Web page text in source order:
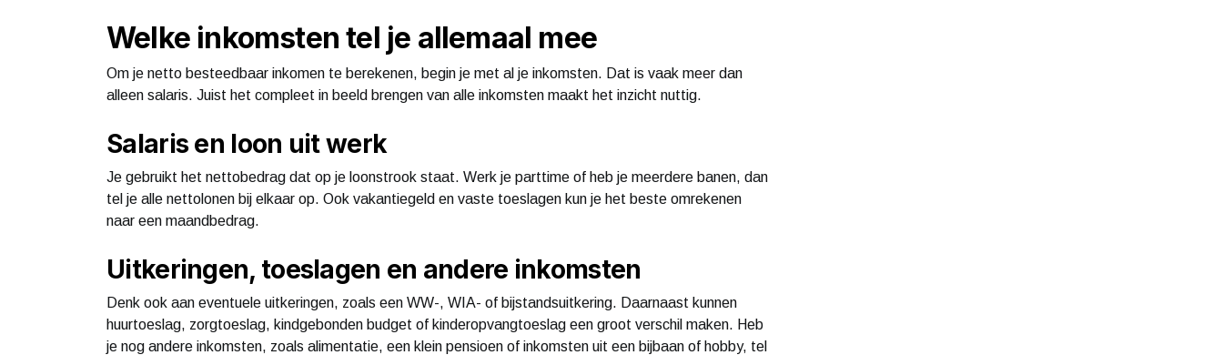
Welke inkomsten tel je allemaal mee
Om je netto besteedbaar inkomen te berekenen, begin je met al je inkomsten. Dat is vaak meer dan
alleen salaris. Juist het compleet in beeld brengen van alle inkomsten maakt het inzicht nuttig.
Salaris en loon uit werk
Je gebruikt het nettobedrag dat op je loonstrook staat. Werk je parttime of heb je meerdere banen, dan
tel je alle nettolonen bij elkaar op. Ook vakantiegeld en vaste toeslagen kun je het beste omrekenen
naar een maandbedrag.
Uitkeringen, toeslagen en andere inkomsten
Denk ook aan eventuele uitkeringen, zoals een WW-, WIA- of bijstandsuitkering. Daarnaast kunnen
huurtoeslag, zorgtoeslag, kindgebonden budget of kinderopvangtoeslag een groot verschil maken. Heb
je nog andere inkomsten, zoals alimentatie, een klein pensioen of inkomsten uit een bijbaan of hobby, tel